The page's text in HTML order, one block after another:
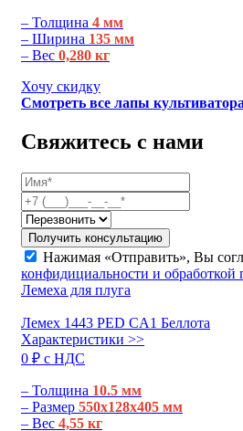
– Толщина 4 мм
– Ширина 135 мм
– Вес 0,280 кг
Хочу скидку
Смотреть все лапы культиватора
Свяжитесь с нами
Получить консультацию
Нажимая «Отправить», Вы
конфидициальности и
Лемеха для плуга
Лемех 1443 РЕD CA1 Беллота
Характеристики >>
0 ₽ c НДС
– Толщина 10.5 мм
– Размер 550х128х405 мм
– Вес 4,55 кг